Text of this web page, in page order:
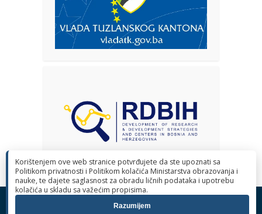
© 2026 Ministarstvo obrazovanja i nauke Tuzlanskog kantona. Sva
Korištenjem ove web stranice potvrđujete da ste upoznati sa
Politikom privatnosti i Politikom kolačića Ministarstva obrazovanja i
nauke, te dajete saglasnost za obradu ličnih podataka i upotrebu
kolačića u skladu sa važećim propisima.
Razumijem